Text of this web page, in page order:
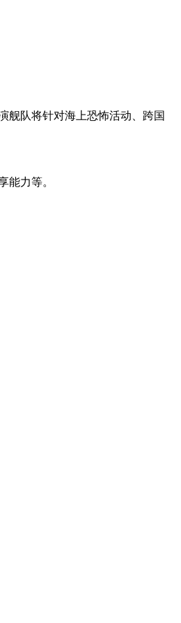
舰队将针对海上恐怖活动、跨国
力等。